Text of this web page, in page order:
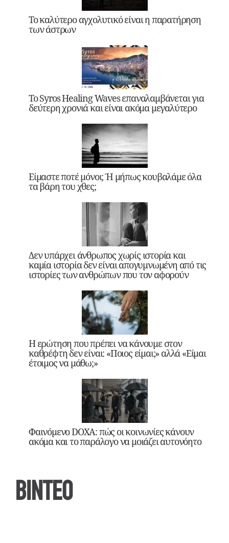
Το καλύτερο αγχολυτικό είναι η παρατήρηση
των άστρων
Το Syros Healing Waves επαναλαμβάνεται για
δεύτερη χρονιά και είναι ακόμα μεγαλύτερο
Είμαστε ποτέ μόνοι; Ή μήπως κουβαλάμε όλα
τα βάρη του χθες;
Δεν υπάρχει άνθρωπος χωρίς ιστορία και
καμία ιστορία δεν είναι απογυμνωμένη από τις
ιστορίες των ανθρώπων που τον αφορούν
Η ερώτηση που πρέπει να κάνουμε στον
καθρέφτη δεν είναι: «Ποιος είμαι;» αλλά «Είμαι
έτοιμος να μάθω;»
Φαινόμενο DOXA: πώς οι κοινωνίες κάνουν
ακόμα και το παράλογο να μοιάζει αυτονόητο
ΒΙΝΤΕΟ